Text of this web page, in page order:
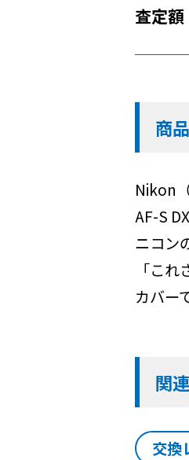
査定額
商
Nikon
AF-S
ニコン
「こ
カバー
関
交換